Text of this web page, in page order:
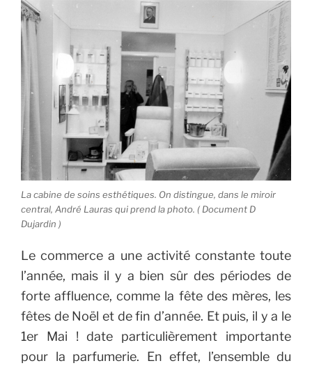
La cabine de soins esthétiques. On distingue, dans le miroir
central, André Lauras qui prend la photo. ( Document D
Dujardin )
Le commerce a une activité constante toute
l’année, mais il y a bien sûr des périodes de
forte affluence, comme la fête des mères, les
fêtes de Noël et de fin d’année. Et puis, il y a le
1er Mai ! date particulièrement importante
pour la parfumerie. En effet, l’ensemble du